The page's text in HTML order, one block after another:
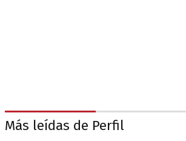
Más leídas de Perfil